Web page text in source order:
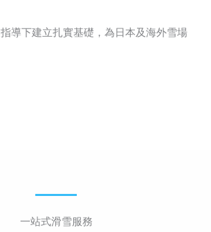
導下建立扎實基礎，為日本及海外雪場
一站式滑雪服務